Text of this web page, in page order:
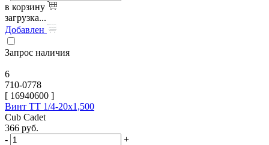
в корзину
загрузка...
Добавлен
Запрос наличия
6
710-0778
[ 16940600 ]
Винт TT 1/4-20х1,500
Cub Cadet
366 руб.
-
+